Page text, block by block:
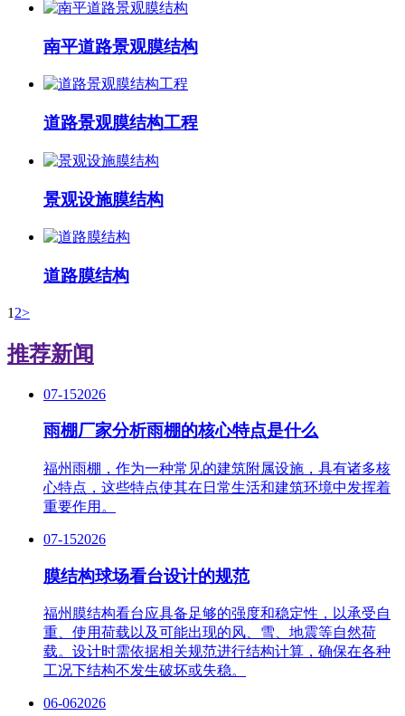
南平道路景观膜结构
道路景观膜结构工程
景观设施膜结构
道路膜结构
1 2>
推荐新闻
07-152026
雨棚厂家分析雨棚的核心特点是什么
福州雨棚，作为一种常见的建筑附属设施，具有诸多核
心特点，这些特点使其在日常生活和建筑环境中发挥着
重要作用。
07-152026
膜结构球场看台设计的规范
福州膜结构看台应具备足够的强度和稳定性，以承受自
重、使用荷载以及可能出现的风、雪、地震等自然荷
载。设计时需依据相关规范进行结构计算，确保在各种
工况下结构不发生破坏或失稳。
06-062026